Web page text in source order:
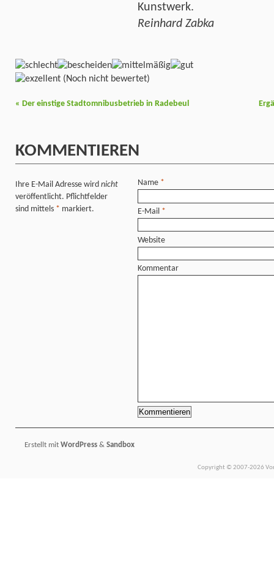
Kunstwerk.
Reinhard Zabka
(Noch nicht bewertet)
« Der einstige Stadtomnibusbetrieb in Radebeul
KOMMENTIEREN
Ihre E-Mail Adresse wird nicht
veröffentlicht. Pflichtfelder
sind mittels * markiert.
Name *
E-Mail *
Website
Kommentar
Erstellt mit WordPress & Sandbox
Copyright © 2007-2026